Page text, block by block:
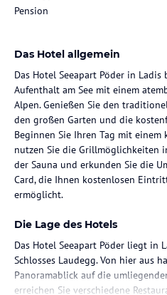
Pension
Das Hotel allgemein
Das Hotel Seeapart Pöder in
Aufenthalt am See mit einem
Alpen. Genießen Sie den
den großen Garten und die
Beginnen Sie Ihren Tag mit
nutzen Sie die Grillmöglichkeiten
der Sauna und erkunden Sie die
Card, die Ihnen kostenlosen
ermöglicht.
Die Lage des Hotels
Das Hotel Seeapart Pöder liegt in
Schlosses Laudegg. Von hier aus
Panoramablick auf die
erreichen Sie verschiedene